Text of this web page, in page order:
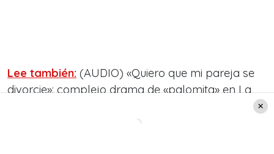
Lee también: (AUDIO) «Quiero que mi pareja se
divorcie»: complejo drama de «palomita» en La